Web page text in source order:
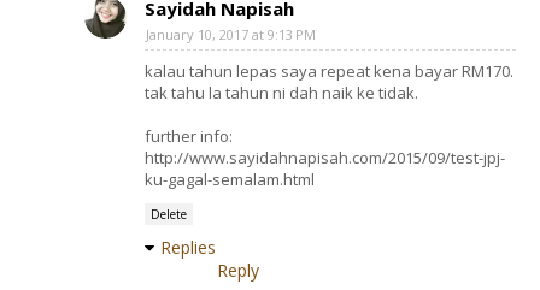
Sayidah Napisah
January 10, 2017 at 9:13 PM
kalau tahun lepas saya repeat kena bayar RM170.
tak tahu la tahun ni dah naik ke tidak.
further info:
http://www.sayidahnapisah.com/2015/09/test-jpj-
ku-gagal-semalam.html
Delete
Replies
Reply